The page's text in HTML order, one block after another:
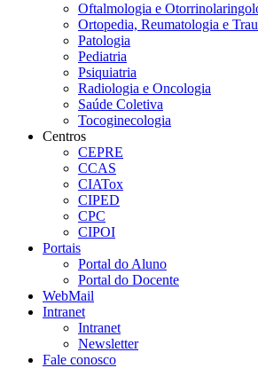
Oftalmologia e
Ortopedia, Reumatologia e
Patologia
Pediatria
Psiquiatria
Radiologia e Oncologia
Saúde Coletiva
Tocoginecologia
Centros
CEPRE
CCAS
CIATox
CIPED
CPC
CIPOI
Portais
Portal do Aluno
Portal do Docente
WebMail
Intranet
Intranet
Newsletter
Fale conosco